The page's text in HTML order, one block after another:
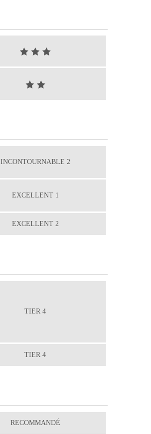
INCONTOURNABLE 2
EXCELLENT 1
EXCELLENT 2
TIER 4
TIER 4
RECOMMANDÉ